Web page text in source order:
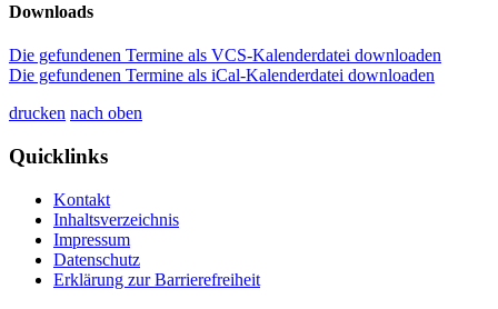
Downloads
Die gefundenen Termine als VCS-Kalenderdatei downloaden
Die gefundenen Termine als iCal-Kalenderdatei downloaden
drucken nach oben
Quicklinks
Kontakt
Inhaltsverzeichnis
Impressum
Datenschutz
Erklärung zur Barrierefreiheit